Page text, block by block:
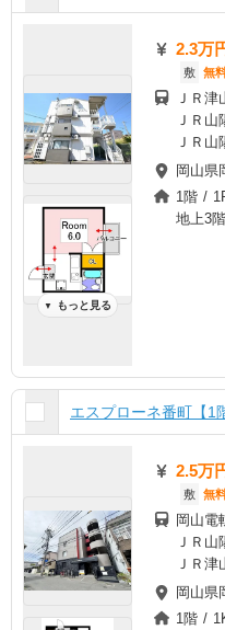
▼ もっと見る
2.3万
敷 無
ＪＲ
ＪＲ
ＪＲ
岡山県
1階 /
地上3
エスプローネ番町【1
2.5万
敷 無
岡山電
ＪＲ
ＪＲ
岡山県
1階 /